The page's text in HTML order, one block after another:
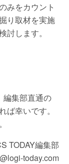
みをカウント
り取材を実施
討します。
編集部直通の
幸いです。
TODAY編集部
today.com